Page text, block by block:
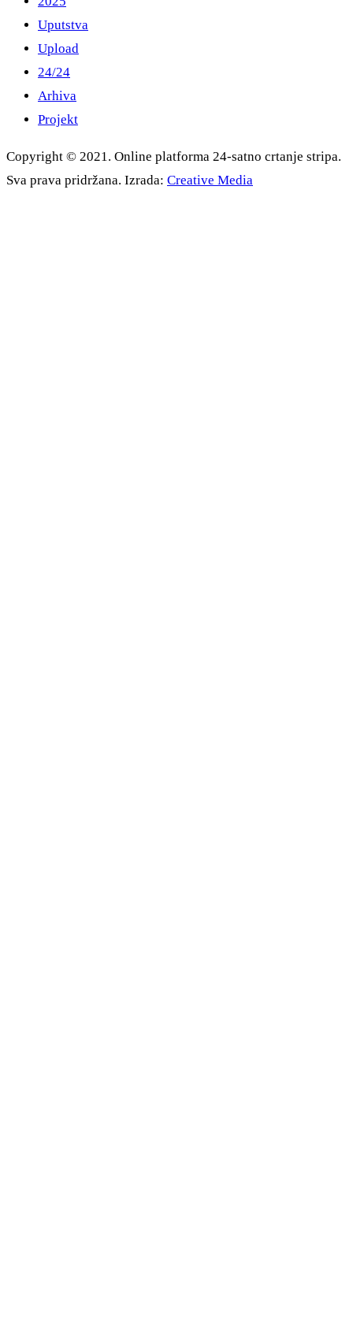
Uputstva
Upload
24/24
Arhiva
Projekt
Copyright © 2021. Online platforma 24-satno crtanje stripa.
Sva prava pridržana. Izrada: Creative Media